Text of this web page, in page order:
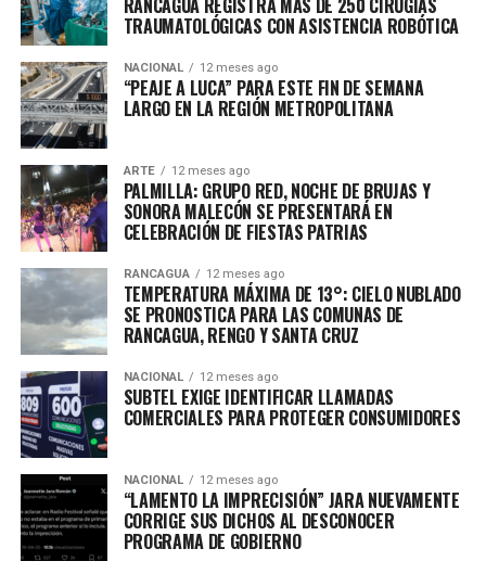
RANCAGUA REGISTRA MÁS DE 250 CIRUGÍAS
TRAUMATOLÓGICAS CON ASISTENCIA ROBÓTICA
NACIONAL 12 meses ago
“PEAJE A LUCA” PARA ESTE FIN DE SEMANA
LARGO EN LA REGIÓN METROPOLITANA
ARTE 12 meses ago
PALMILLA: GRUPO RED, NOCHE DE BRUJAS Y
SONORA MALECÓN SE PRESENTARÁ EN
CELEBRACIÓN DE FIESTAS PATRIAS
RANCAGUA 12 meses ago
TEMPERATURA MÁXIMA DE 13°: CIELO NUBLADO
SE PRONOSTICA PARA LAS COMUNAS DE
RANCAGUA, RENGO Y SANTA CRUZ
NACIONAL 12 meses ago
SUBTEL EXIGE IDENTIFICAR LLAMADAS
COMERCIALES PARA PROTEGER CONSUMIDORES
NACIONAL 12 meses ago
“LAMENTO LA IMPRECISIÓN” JARA NUEVAMENTE
CORRIGE SUS DICHOS AL DESCONOCER
PROGRAMA DE GOBIERNO